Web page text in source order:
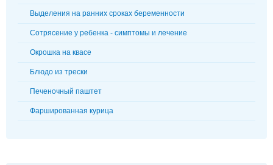
Выделения на ранних сроках беременности
Сотрясение у ребенка - симптомы и лечение
Окрошка на квасе
Блюдо из трески
Печеночный паштет
Фаршированная курица